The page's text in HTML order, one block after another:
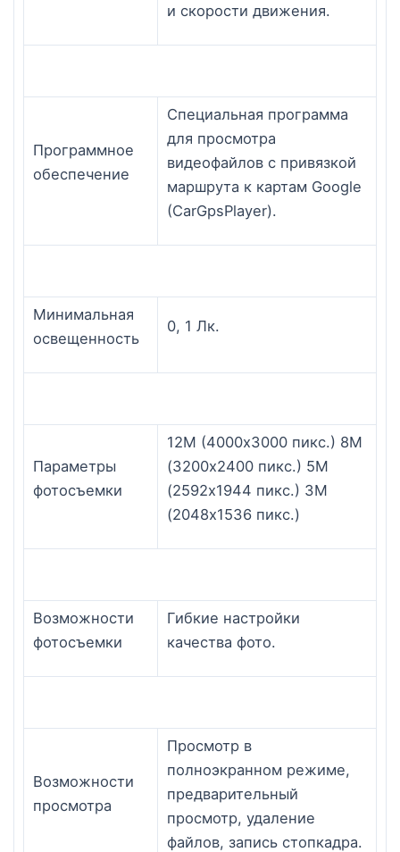
и скорости движения.
Программное
обеспечение
Специальная программа
для просмотра
видеофайлов с привязкой
маршрута к картам Google
(CarGpsPlayer).
Минимальная
освещенность
0, 1 Лк.
Параметры
фотосъемки
12M (4000х3000 пикс.) 8M
(3200х2400 пикс.) 5M
(2592х1944 пикс.) 3M
(2048х1536 пикс.)
Возможности
фотосъемки
Гибкие настройки
качества фото.
Возможности
просмотра
Просмотр в
полноэкранном режиме,
предварительный
просмотр, удаление
файлов, запись стопкадра.